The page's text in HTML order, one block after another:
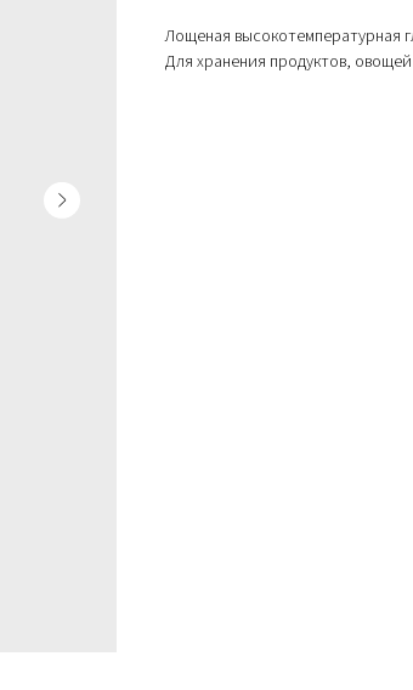
Лощеная высокотемпературная
Для хранения продуктов, овощей